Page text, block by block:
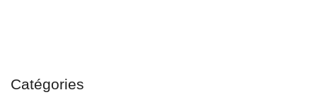
Catégories